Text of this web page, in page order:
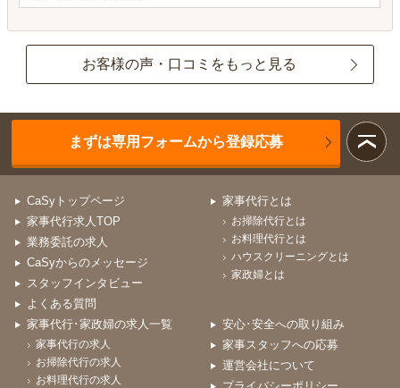
お客様の声・口コミをもっと見る
まずは専用フォームから登録応募
CaSyトップページ
家事代行求人TOP
業務委託の求人
CaSyからのメッセージ
スタッフインタビュー
よくある質問
家事代行とは
お掃除代行とは
お料理代行とは
ハウスクリーニングとは
家政婦とは
家事代行･家政婦の求人一覧
家事代行の求人
お掃除代行の求人
お料理代行の求人
安心･安全への取り組み
家事スタッフへの応募
運営会社について